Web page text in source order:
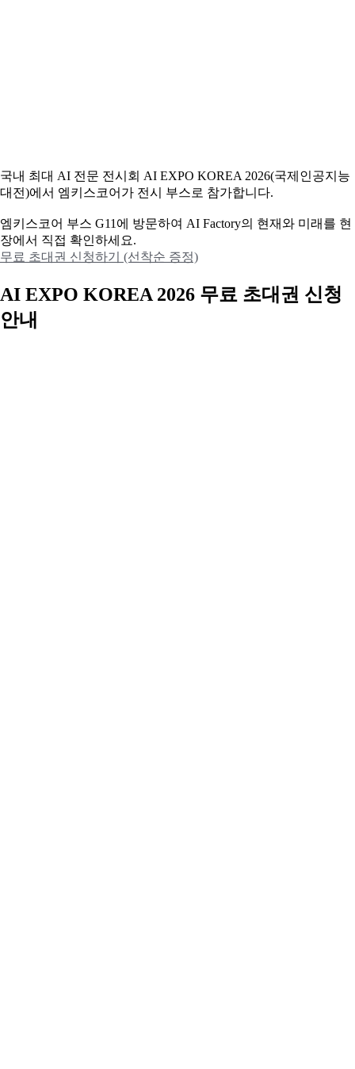
국내 최대 AI 전문 전시회 AI EXPO KOREA 2026(국제인공지능
대전)에서 엠키스코어가 전시 부스로 참가합니다.
엠키스코어 부스 G11에 방문하여 AI Factory의 현재와 미래를 현
장에서 직접 확인하세요.
무료 초대권 신청하기 (선착순 증정)
AI EXPO KOREA 2026 무료 초대권 신청
안내